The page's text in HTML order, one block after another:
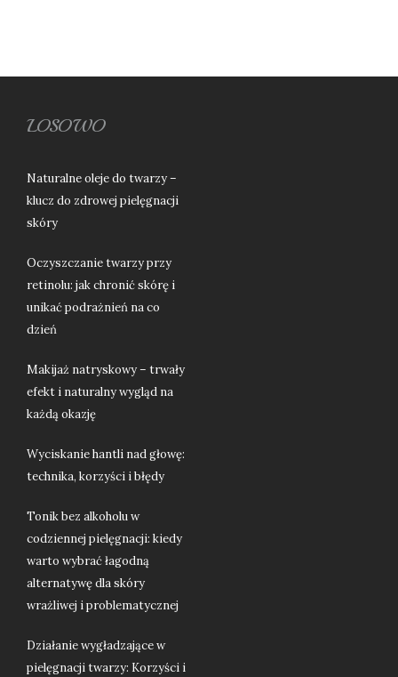
LOSOWO
Naturalne oleje do twarzy –
klucz do zdrowej pielęgnacji
skóry
Oczyszczanie twarzy przy
retinolu: jak chronić skórę i
unikać podrażnień na co
dzień
Makijaż natryskowy – trwały
efekt i naturalny wygląd na
każdą okazję
Wyciskanie hantli nad głowę:
technika, korzyści i błędy
Tonik bez alkoholu w
codziennej pielęgnacji: kiedy
warto wybrać łagodną
alternatywę dla skóry
wrażliwej i problematycznej
Działanie wygładzające w
pielęgnacji twarzy: Korzyści i